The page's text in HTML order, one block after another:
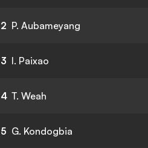
2 P. Aubameyang
3 I. Paixao
4 T. Weah
5 G. Kondogbia